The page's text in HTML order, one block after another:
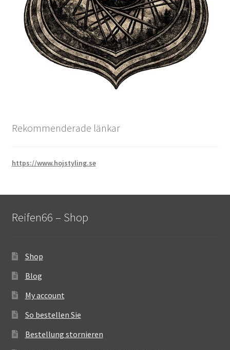
Rekommenderade länkar
https://www.hojstyling.se
Reifen66 – Shop
Shop
Blog
My account
So bestellen Sie
Bestellung stornieren